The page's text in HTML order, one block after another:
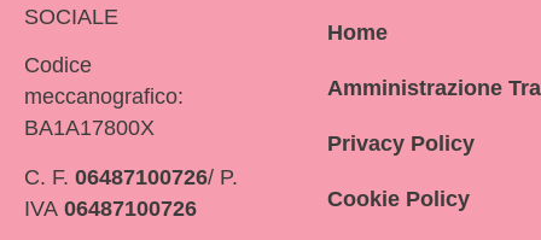
SOCIALE
Codice
meccanografico:
BA1A17800X
C. F. 06487100726/ P.
IVA 06487100726
Home
Amministrazione
Privacy Policy
Cookie Policy